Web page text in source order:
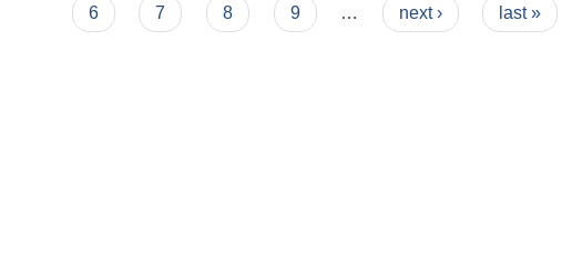
6
7 8 9 … next › last »